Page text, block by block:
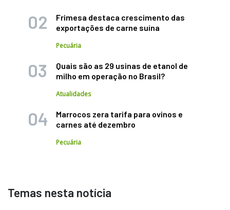
Frimesa destaca crescimento das
exportações de carne suína
Pecuária
Quais são as 29 usinas de etanol de
milho em operação no Brasil?
Atualidades
Marrocos zera tarifa para ovinos e
carnes até dezembro
Pecuária
Temas nesta notícia